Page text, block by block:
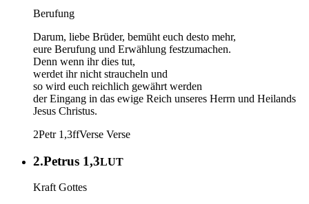
Berufung
Darum, liebe Brüder, bemüht euch desto mehr,
eure Berufung und Erwählung festzumachen.
Denn wenn ihr dies tut,
werdet ihr nicht straucheln und
so wird euch reichlich gewährt werden
der Eingang in das ewige Reich unseres Herrn und Heilands
Jesus Christus.
2Petr 1,3ffVerse Verse
2.Petrus 1,3LUT
Kraft Gottes